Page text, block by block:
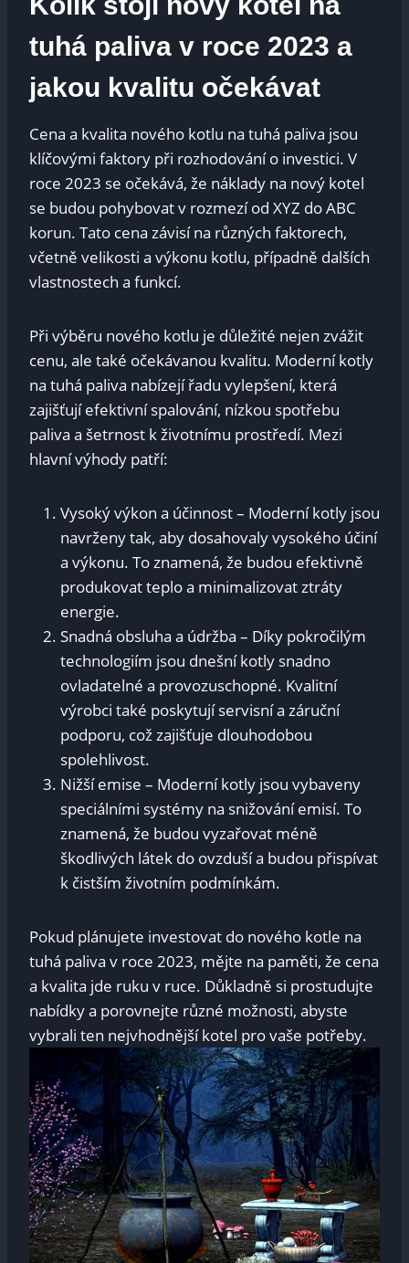
tuhá paliva v roce 2023 a
jakou kvalitu očekávat
Cena‌ a ⁣kvalita nového⁢ kotlu na tuhá paliva jsou
klíčovými⁤ faktory při rozhodování o investici. V
roce ‍2023⁤ se očekává, že náklady ​na nový kotel
se budou ‍pohybovat v rozmezí od ​XYZ do ABC
korun. Tato⁢ cena závisí na​ různých faktorech,
‌včetně ‍velikosti a ‍výkonu​ kotlu, ‌případně​ dalších
vlastnostech a ⁣funkcí.
Při výběru nového kotlu je důležité nejen zvážit
cenu, ‌ale​ také očekávanou kvalitu. Moderní​ kotly
na tuhá ⁢paliva nabízejí ⁤řadu vylepšení, která
zajišťují efektivní spalování, ⁤nízkou spotřebu
paliva a šetrnost k životnímu prostředí. Mezi
hlavní výhody patří:
Vysoký výkon a účinnost – Moderní kotly jsou
navrženy tak, aby ‍dosahovaly vysokého účiní
a výkonu. To znamená, že budou efektivně
produkovat teplo a minimalizovat ztráty⁢
energie.
Snadná ‌obsluha a údržba – Díky pokročilým
technologiím jsou dnešní kotly snadno
ovladatelné a provozuschopné. Kvalitní
výrobci také poskytují servisní a záruční
podporu, což zajišťuje dlouhodobou
spolehlivost.
Nižší emise – Moderní kotly jsou vybaveny
speciálními systémy na ‌snižování emisí. To
znamená, ​že budou vyzařovat‍ méně
škodlivých⁢ látek do ovzduší a budou přispívat
k čistším​ životním podmínkám.
Pokud plánujete investovat do nového kotle na
tuhá paliva v roce 2023, mějte na paměti, ⁣že cena
a‍ kvalita ​jde ruku v ⁤ruce. Důkladně si prostudujte
nabídky a ⁤porovnejte různé možnosti, abyste
vybrali ten nejvhodnější kotel‍ pro vaše​ potřeby.